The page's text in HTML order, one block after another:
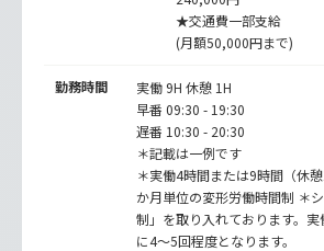
★交通費一部支給
(月額50,000円まで)
勤務時間
実働 9H 休憩 1H
早番 09:30 - 19:30
遅番 10:30 - 20:30
＊記載は一例です
＊実働4時間または9時間（休
か月単位の変形労働時間制 ＊
制」を取り入れております。
に4～5回程度となります。